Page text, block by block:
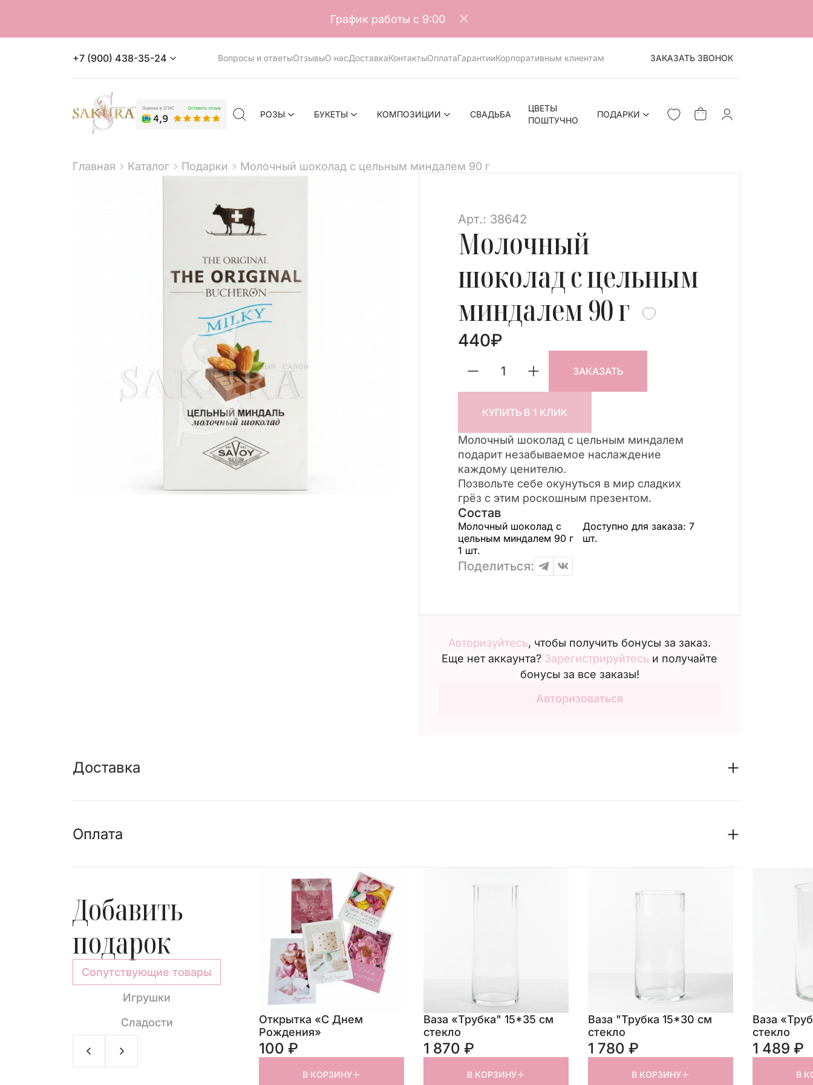
График работы с 9:00
+7 (900) 438-35-24 Вопросы и ответыОтзывыО насДоставкаКонтактыОплатаГарантииКорпоративным клиентам ЗАКАЗАТЬ ЗВОНОК
РОЗЫ БУКЕТЫ КОМПОЗИЦИИ СВАДЬБА
ЦВЕТЫ
ПОШТУЧНО
ПОДАРКИ
Главная Каталог Подарки Молочный шоколад с цельным миндалем 90 г
Арт.: 38642
Молочный
шоколад с цельным
миндалем 90 г
440₽
ЗАКАЗАТЬ
КУПИТЬ В 1 КЛИК
Молочный шоколад с цельным миндалем
подарит незабываемое наслаждение
каждому ценителю.
Позвольте себе окунуться в мир сладких
грёз с этим роскошным презентом.
Состав
Молочный шоколад с
цельным миндалем 90 г
1 шт.
Доступно для заказа: 7
шт.
Поделиться:
Авторизуйтесь, чтобы получить бонусы за заказ.
Еще нет аккаунта? Зарегистрируйтесь и получайте
бонусы за все заказы!
Авторизоваться
Доставка
Оплата
Добавить
подарок
Сопутствующие товары
Игрушки
Сладости
Молочный шоколад с
цельным миндалем 90 г
440 ₽
Открытка «С Днем
Рождения»
100 ₽
В КОРЗИНУ
Ваза «Трубка" 15*35 см
стекло
1 870 ₽
В КОРЗИНУ
Ваза "Трубка 15*30 см
стекло
1 780 ₽
В КОРЗИНУ
Ваза
стекло
1 489 ₽
В